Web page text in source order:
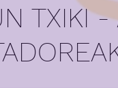
TXIKI -